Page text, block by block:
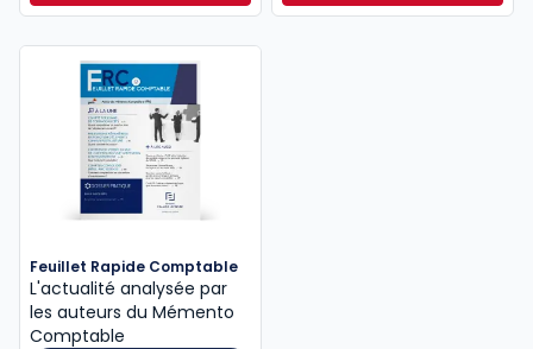
Feuillet Rapide Comptable
L'actualité analysée par
les auteurs du Mémento
Comptable